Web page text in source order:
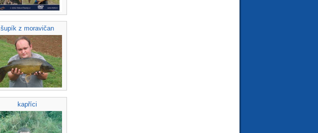
šupík z moravičan
kapříci